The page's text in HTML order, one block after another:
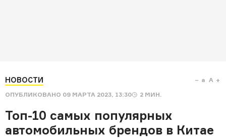
НОВОСТИ
ОПУБЛИКОВАНО 09 МАРТА 2023, 13:30 2 МИН.
a A
Топ-10 самых популярных
автомобильных брендов в Китае